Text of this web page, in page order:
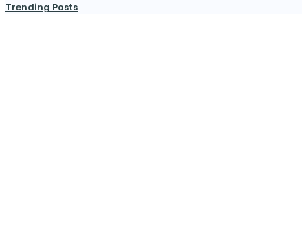
Trending Posts